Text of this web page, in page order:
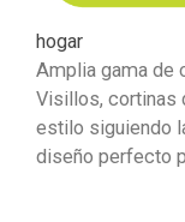
hogar
Amplia gama de
Visillos, cortinas
estilo siguiendo
diseño perfecto